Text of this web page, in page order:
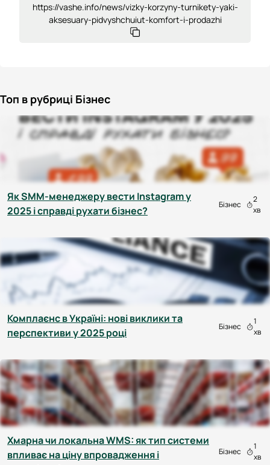
https://vashe.info/news/vizky-korzyny-turnikety-yaki-
aksesuary-pidvyshchuiut-komfort-i-prodazhi
Топ в рубриці Бізнес
Як SMM-менеджеру вести Instagram у
2025 і справді рухати бізнес?
Бізнес
2
хв
Комплаєнс в Україні: нові виклики та
перспективи у 2025 році
Бізнес
1
хв
Хмарна чи локальна WMS: як тип системи
впливає на ціну впровадження і
Бізнес
1
хв